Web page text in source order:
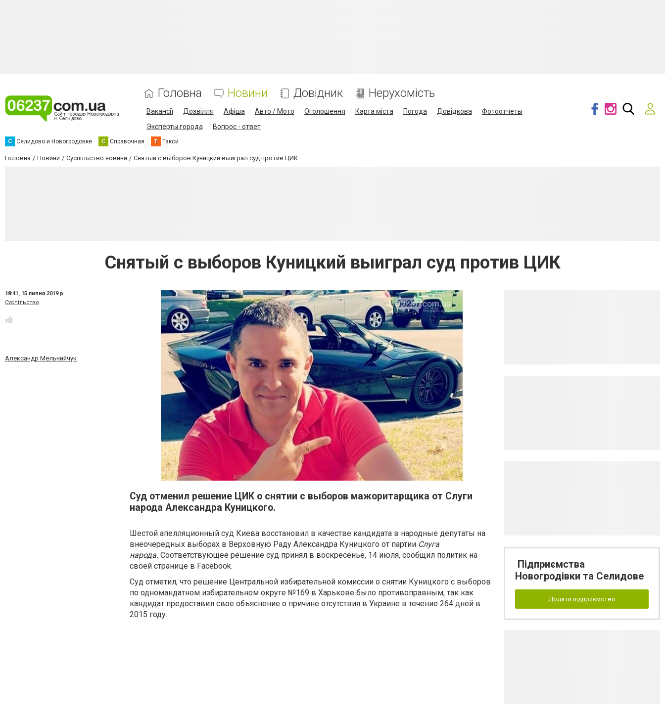
Головна Новини Довідник Нерухомість
Вакансії Дозвілля Афіша Авто / Мото Оголошення Карта міста Погода Довідкова
Фотоотчеты
Эксперты города
Вопрос - ответ
С Селидово и Новогродовке С Справочная Т Такси
Головна Новини Суспільство новини Снятый с выборов Куницкий выиграл суд против ЦИК
Снятый с выборов Куницкий выиграл суд против ЦИК
18:41, 15 липня 2019 р.
Суспільство
Александр Мельнийчук
Суд отменил решение ЦИК о снятии с выборов мажоритарщика от Слуги
народа Александра Куницкого.
Шестой апелляционный суд Киева восстановил в качестве кандидата в народные депутаты на
внеочередных выборах в Верховную Раду Александра Куницкого от партии Слуга
народа. Соответствующее решение суд принял в воскресенье, 14 июля, сообщил политик на
своей странице в Facebook.
Суд отметил, что решение Центральной избирательной комиссии о снятии Куницкого с выборов
по одномандатном избирательном округе №169 в Харькове было противоправным, так как
кандидат предоставил свое объяснение о причине отсутствия в Украине в течение 264 дней в
2015 году.
Підприємства
Новогродівки та Селидове
Додати підприємство